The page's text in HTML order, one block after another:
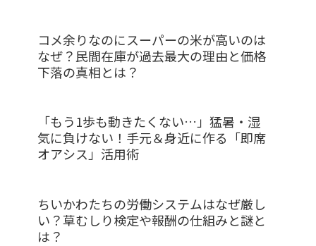
コメ余りなのにスーパーの米が高いのは
なぜ？民間在庫が過去最大の理由と価格
下落の真相とは？
「もう1歩も動きたくない…」猛暑・湿
気に負けない！手元＆身近に作る「即席
オアシス」活用術
ちいかわたちの労働システムはなぜ厳し
い？草むしり検定や報酬の仕組みと謎と
は？